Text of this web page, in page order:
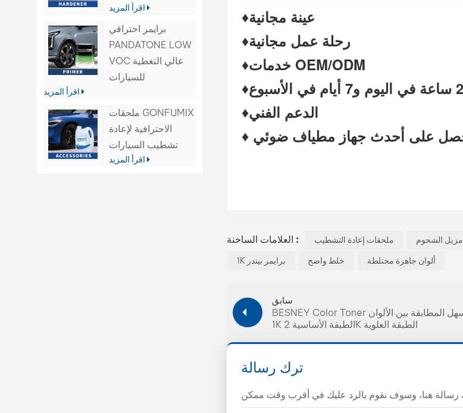
برايمر احترافي
PANDATONE LOW
VOC عالي التغطية
للسيارات
ملحقات GONFUMIX
الاحترافية لإعادة
تشطيب السيارات
♦عينة مجانية
♦رحلة عمل مجانية
♦خدمات OEM/ODM
♦الدعم الفني
العلامات الساخنة : ملحقات إعادة التشطيب مزيل الشحوم
1K برايمر بيندر
خلط واضح ألوان جاهزة مختلطة
سابق
BESNEY Color Toner سهل المطابقة بين الألوان
1K الطبقة الأساسية 2K الطبقة العلوية
ترك رسالة